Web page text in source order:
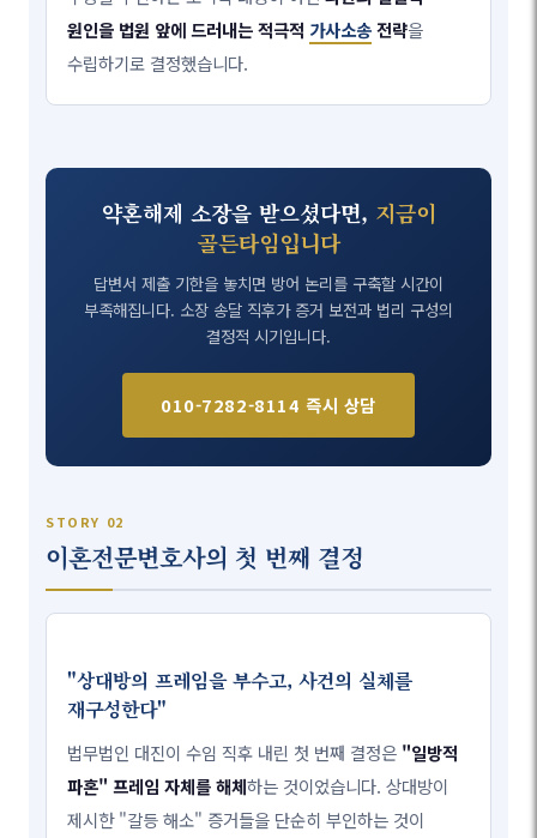
원인을 법원 앞에 드러내는 적극적 가사소송전략을
수립하기로 결정했습니다.
약혼해제 소장을 받으셨다면, 지금이
골든타임입니다
답변서 제출 기한을 놓치면 방어 논리를 구축할 시간이
부족해집니다. 소장 송달 직후가 증거 보전과 법리 구성의
결정적 시기입니다.
010-7282-8114 즉시 상담
STORY 02
이혼전문변호사의 첫 번째 결정
"상대방의 프레임을 부수고, 사건의 실체를
재구성한다"
법무법인 대진이 수임 직후 내린 첫 번째 결정은 "일방적
파혼" 프레임 자체를 해체하는 것이었습니다. 상대방이
제시한 "갈등 해소" 증거들을 단순히 부인하는 것이